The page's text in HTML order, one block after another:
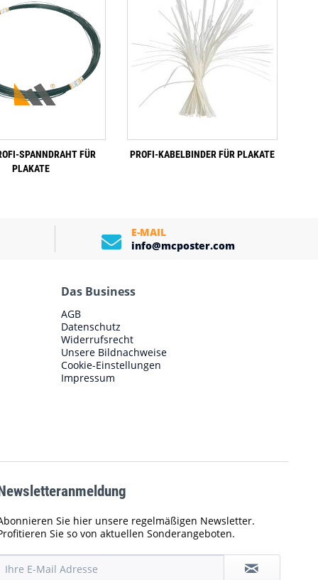
10000 Druckplakate
SPANNDRAHT FÜR
PLAKATE
PROFI-KABELBINDER FÜR PLAKATE
E-MAIL
info@mcposter.com
Das Business
AGB
Datenschutz
Widerrufsrecht
Unsere Bildnachweise
Cookie-Einstellungen
Impressum
Sie hier unsere regelmäßigen Newsletter.
Sie so von aktuellen Sonderangeboten.